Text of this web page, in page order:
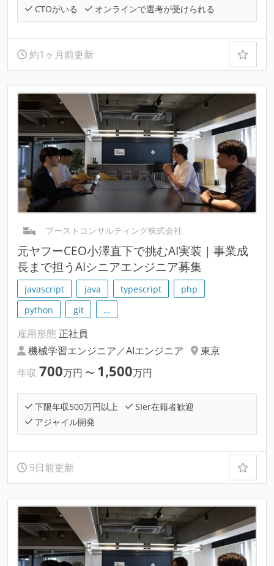
CTOがいる
オンラインで選考が受けられる
約1ヶ月前更新
ブーストコンサルティング株式会社
元ヤフーCEO小澤直下で挑むAI実装｜事業成
長まで担うAIシニアエンジニア募集
javascript java typescript
php
python
git …
雇用形態 正社員
機械学習エンジニア／AIエンジニア
東京
年収 700万円 〜 1,500万円
下限年収500万円以上
SIer在籍者歓迎
アジャイル開発
9日前更新